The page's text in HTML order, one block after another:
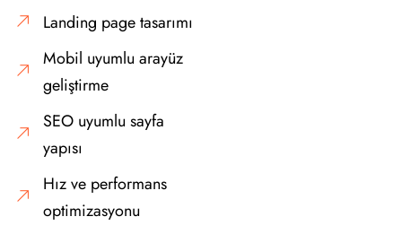
Landing page tasarımı
Mobil uyumlu arayüz
geliştirme
SEO uyumlu sayfa
yapısı
Hız ve performans
optimizasyonu